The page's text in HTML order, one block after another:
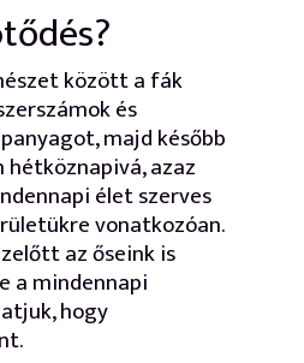
között a fák
és
majd később
azaz
élet szerves
vonatkozóan.
az őseink is
a mindennapi
hogy